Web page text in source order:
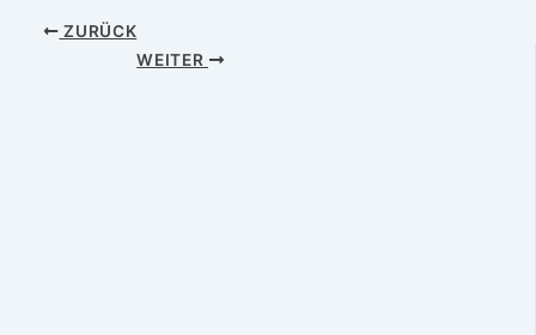
ZURÜCK
WEITER